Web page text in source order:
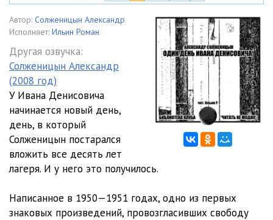
Ильин Р) 18:56
06. А. Солженицын - Один день Ивана Денисовича. ч. 6(чит.
05:52
07. А. Солженицын - Один день Ивана Денисовича. ч. 7(чит. Ильин
Р) 06:02
08. А. Солженицын - Один день Ивана Денисовича. ч. 8(чит.
Ильин Р) 14:25
09. А. Солженицын - Один день Ивана Денисовича. ч. 9(чит.
Ильин Р) 07:19
10. А. Солженицын - Один день Ивана Денисовича. ч. 10(чит.
Ильин Р)
11. А. Солженицын - Один день Ивана Денисовича. ч. 11(чит.
Ильин Р)
12. А. Солженицын - Один день Ивана Денисовича. ч. 12(чит.
Ильин Р) 10:50
14. А. Солженицын - Один день Ивана Денисовича. ч. 14(чит.
Автор: Солженицын Александр
Исполняет: Ильин Роман
Другая озвучка:
Солженицын Александр
(2008 год)
У Ивана Денисовича
начинается новый день,
день, в который
Солженицын постарался
вложить все десять лет
лагеря. И у него это получилось.
Написанное в 1950—1951 годах, одно из первых
знаковых произведений, провозгласивших свободу